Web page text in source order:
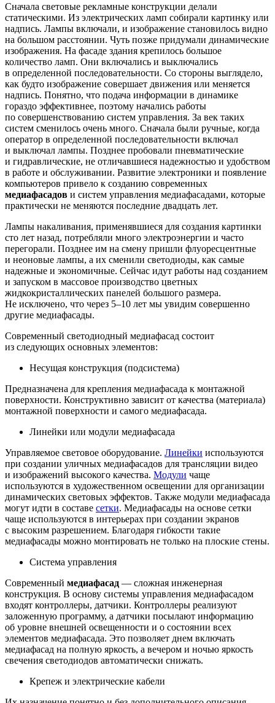
Сначала световые рекламные конструкции делали
статическими. Из электрических ламп собирали картинку или
надпись. Лампы включали, и изображение становилось видно
на большом расстоянии. Чуть позже придумали динамические
изображения. На фасаде здания крепилось большое
количество ламп. Они включались и выключались
в определенной последовательности. Со стороны выглядело,
как будто изображение совершает движения или меняется
надпись. Понятно, что подача информации в динамике
гораздо эффективнее, поэтому начались работы
по совершенствованию систем управления. За век таких
систем сменилось очень много. Сначала были ручные, когда
оператор в определенной последовательности включал
и выключал лампы. Позднее пробовали пневматические
и гидравлические, не отличавшиеся надежностью и удобством
в работе и обслуживании. Развитие электроники и появление
компьютеров привело к созданию современных
медиафасадов и систем управления медиафасадами, которые
практически не меняются последние двадцать лет.
Лампы накаливания, применявшиеся для создания картинки
сто лет назад, потребляли много электроэнергии и часто
перегорали. Позднее им на смену пришли флуоресцентные
и неоновые лампы, а их сменили светодиоды, как самые
надежные и экономичные. Сейчас идут работы над созданием
и запуском в массовое производство цветных
жидкокристаллических панелей большого размера.
Не исключено, что через 5–10 лет мы увидим совершенно
другие медиафасады.
Современный светодиодный медиафасад состоит
из следующих основных элементов:
Несущая конструкция (подсистема)
Предназначена для крепления медиафасада к монтажной
поверхности. Конструктивно зависит от качества (материала)
монтажной поверхности и самого медиафасада.
Линейки или модули медиафасада
Управляемое световое оборудование. Линейки используются
при создании уличных медиафасадов для трансляции видео
и изображений высокого качества. Модули чаще
используются в художественном освещении для организации
динамических световых эффектов. Также модули медиафасада
могут идти в составе сетки. Медиафасады на основе сетки
чаще используются в интерьерах при создании экранов
с высоким разрешением. Благодаря гибкости такие
медиафасады можно монтировать не только на плоские стены.
Система управления
Современный медиафасад — сложная инженерная
конструкция. В основу системы управления медиафасадом
входят контроллеры, датчики. Контроллеры реализуют
заложенную программу, а датчики посылают информацию
об уровне внешней освещенности и о состоянии всех
элементов медиафасада. Это позволяет днем включать
медиафасад на полную яркость, а вечером и ночью яркость
свечения светодиодов автоматически снижать.
Крепеж и электрические кабели